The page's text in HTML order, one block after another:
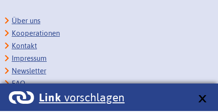
Link vorschlagen
Über uns
Kooperationen
Kontakt
Impressum
Newsletter
FAQ
Copyright